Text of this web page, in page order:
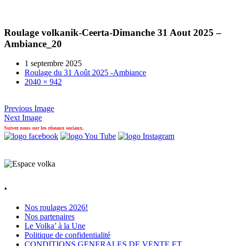
Roulage volkanik-Ceerta-Dimanche 31 Aout 2025 –
Ambiance_20
1 septembre 2025
Roulage du 31 Août 2025 -Ambiance
2040 × 942
Previous Image
Next Image
Suivez nous sur les réseaux sociaux.
.
Nos roulages 2026!
Nos partenaires
Le Volka’ à la Une
Politique de confidentialité